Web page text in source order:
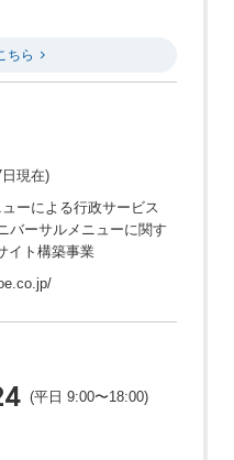
ちら
現在)
ーによる行政サービス
バーサルメニューに関す
イト構築事業
(平日 9:00〜18:00)